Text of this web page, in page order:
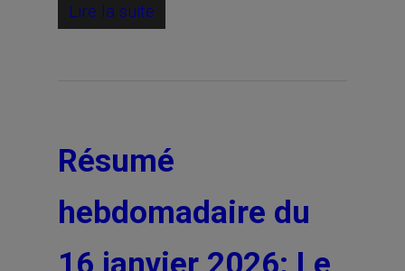
Lire la suite
Résumé
hebdomadaire du